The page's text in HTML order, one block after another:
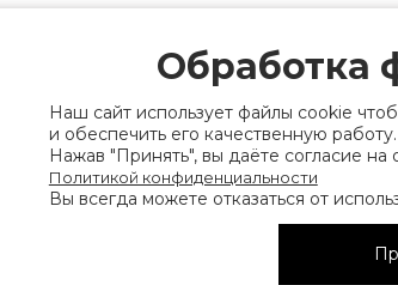
регистрации выдано
758300. Юридический адрес:
д.79, пом. 9
на деятельность,
финансов
магазина), а также лица
о нарушении их прав,
Номера контактных
Обработка
Наш сайт использует файлы cookie
и обеспечить его качественную работу.
Нажав "Принять", вы даёте согласие
Политикой конфиденциальности
Вы всегда можете отказаться от